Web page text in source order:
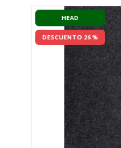
HEAD
DESCUENTO 26 %